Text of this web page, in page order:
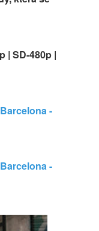
| SD-480p |
-
-